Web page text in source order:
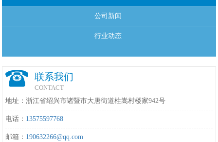
公司新闻
行业动态
联系我们
CONTACT
地址：浙江省绍兴市诸暨市大唐街道柱嵩村楼家942号
电话： 13575597768
邮箱： 190632266@qq.com